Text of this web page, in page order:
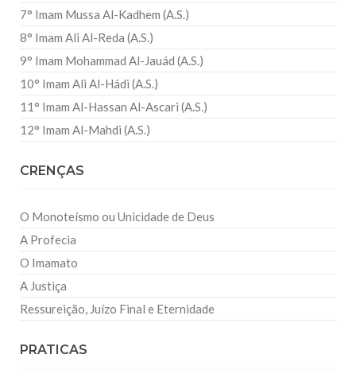
7° Imam Mussa Al-Kadhem (A.S.)
8° Imam Ali Al-Reda (A.S.)
9° Imam Mohammad Al-Jauád (A.S.)
10° Imam Ali Al-Hádi (A.S.)
11° Imam Al-Hassan Al-Ascari (A.S.)
12° Imam Al-Mahdi (A.S.)
CRENÇAS
O Monoteísmo ou Unicidade de Deus
A Profecia
O Imamato
A Justiça
Ressureição, Juízo Final e Eternidade
PRATICAS